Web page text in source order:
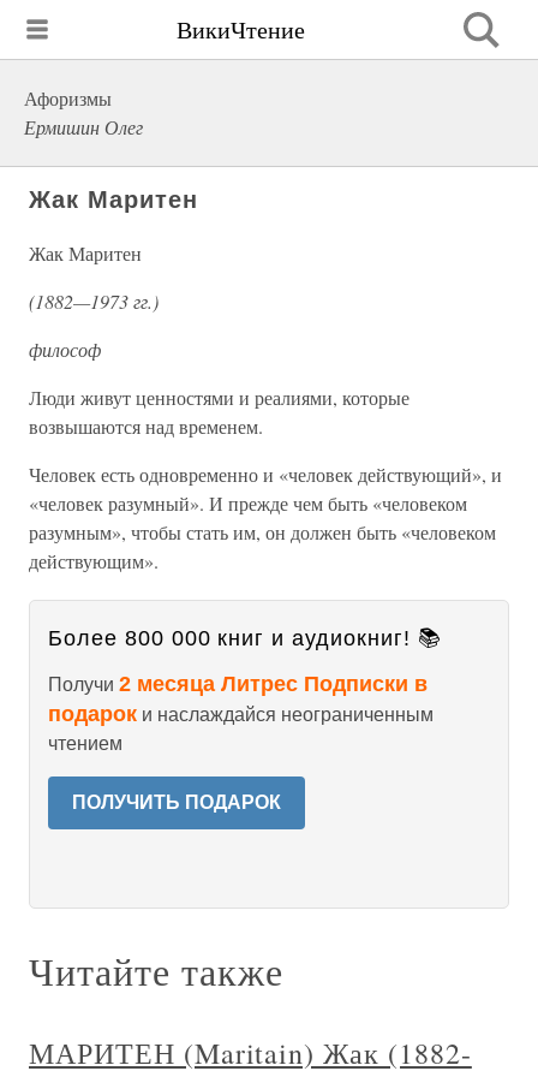
ВикиЧтение
Афоризмы
Ермишин Олег
Жак Маритен
Жак Маритен
(1882—1973 гг.)
философ
Люди живут ценностями и реалиями, которые
возвышаются над временем.
Человек есть одновременно и «человек действующий», и
«человек разумный». И прежде чем быть «человеком
разумным», чтобы стать им, он должен быть «человеком
действующим».
Более 800 000 книг и аудиокниг! 📚
Получи 2 месяца Литрес Подписки в
подарок и наслаждайся неограниченным
чтением
ПОЛУЧИТЬ ПОДАРОК
Читайте также
МАРИТЕН (Maritain) Жак (1882-